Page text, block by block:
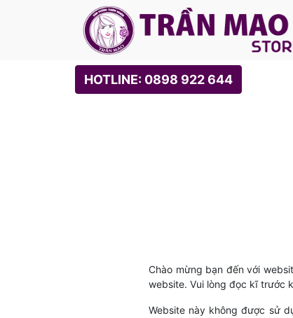
HOTLINE: 0898 922 644
Chào mừng bạn đến với
website. Vui lòng đọc kĩ trước
Website này không được sử